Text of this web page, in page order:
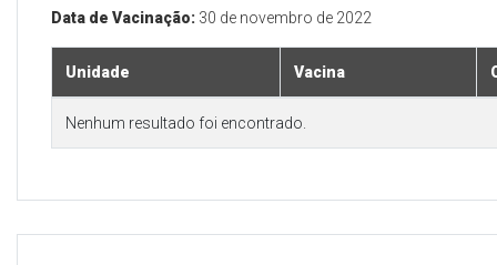
Data de Vacinação: 30 de novembro de 2022
Unidade Vacina
Nenhum resultado foi encontrado.